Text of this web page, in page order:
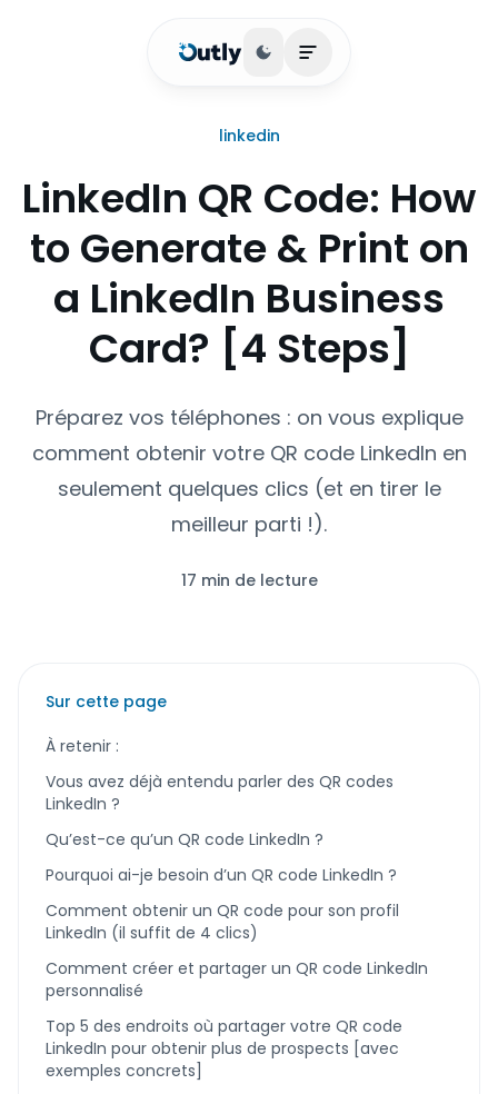
Basculer le thème
Ouvrir le menu
linkedin
LinkedIn QR Code: How
to Generate & Print on
a LinkedIn Business
Card? [4 Steps]
Préparez vos téléphones : on vous explique
comment obtenir votre QR code LinkedIn en
seulement quelques clics (et en tirer le
meilleur parti !).
17 min de lecture
Sur cette page
À retenir :
Vous avez déjà entendu parler des QR codes
LinkedIn ?
Qu’est-ce qu’un QR code LinkedIn ?
Pourquoi ai-je besoin d’un QR code LinkedIn ?
Comment obtenir un QR code pour son profil
LinkedIn (il suffit de 4 clics)
Comment créer et partager un QR code LinkedIn
personnalisé
Top 5 des endroits où partager votre QR code
LinkedIn pour obtenir plus de prospects [avec
exemples concrets]